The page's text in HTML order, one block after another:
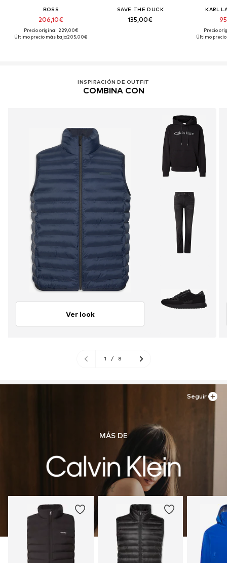
BOSS
206,10€
Precio original: 229,00€
Último precio más bajo:205,00€
SAVE THE DUCK
135,00€
KARL
Precio
Último precio
INSPIRACIÓN DE OUTFIT
COMBINA CON
Ver look
1 / 8
MÁS DE
Seguir